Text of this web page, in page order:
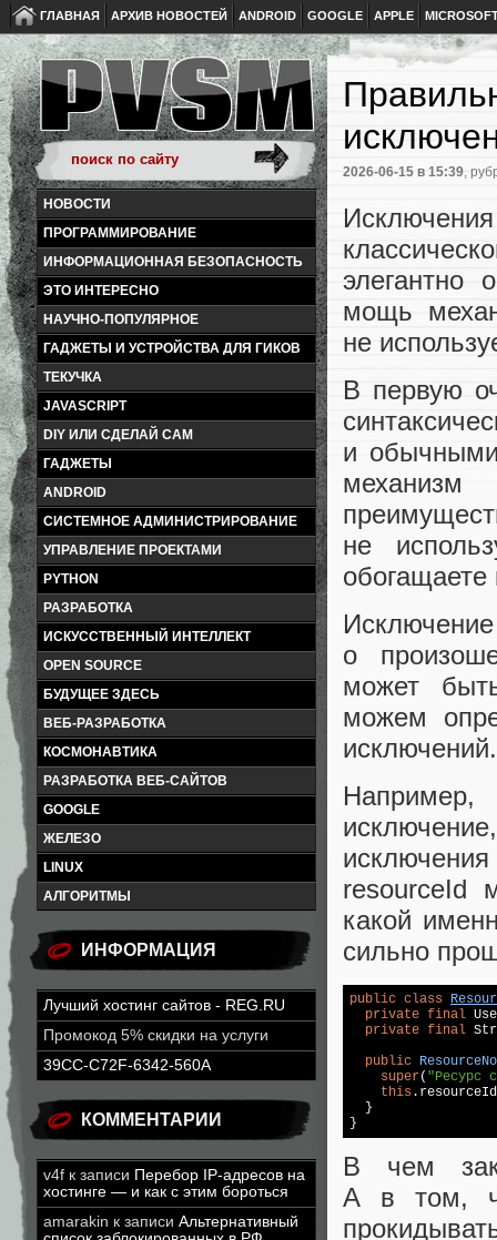
ГЛАВНАЯ АРХИВ НОВОСТЕЙ ANDROID GOOGLE APPLE
НОВОСТИ
ПРОГРАММИРОВАНИЕ
ИНФОРМАЦИОННАЯ БЕЗОПАСНОСТЬ
ЭТО ИНТЕРЕСНО
НАУЧНО-ПОПУЛЯРНОЕ
ГАДЖЕТЫ И УСТРОЙСТВА ДЛЯ ГИКОВ
ТЕКУЧКА
JAVASCRIPT
DIY ИЛИ СДЕЛАЙ САМ
ГАДЖЕТЫ
ANDROID
СИСТЕМНОЕ АДМИНИСТРИРОВАНИЕ
УПРАВЛЕНИЕ ПРОЕКТАМИ
PYTHON
РАЗРАБОТКА
ИСКУССТВЕННЫЙ ИНТЕЛЛЕКТ
OPEN SOURCE
БУДУЩЕЕ ЗДЕСЬ
ВЕБ-РАЗРАБОТКА
КОСМОНАВТИКА
РАЗРАБОТКА ВЕБ-САЙТОВ
GOOGLE
ЖЕЛЕЗО
LINUX
АЛГОРИТМЫ
ИНФОРМАЦИЯ
Лучший хостинг сайтов - REG.RU
Промокод 5% скидки на услуги
39CC-C72F-6342-560A
КОММЕНТАРИИ
v4f к записи Перебор IP-адресов на
хостинге — и как с этим бороться
amarakin к записи Альтернативный
2026-06-15 в 15:39,
элегантно
мощь
не
В первую
и
механизм
не
о
может
можем
исключений.
Например,
resourceId
какой
сильно
public class
private final
private final
public
super( "Ресурс
this
  }
}
В чем
А в том,